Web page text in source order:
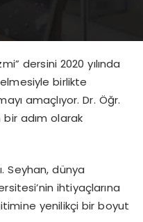
dersini 2020 yılında
birlikte
amaçlıyor. Dr. Öğr.
bir adım olarak
Seyhan, dünya
ihtiyaçlarına
yenilikçi bir boyut